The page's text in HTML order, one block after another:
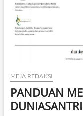
A
MEJA REDAKSI
PANDUAN